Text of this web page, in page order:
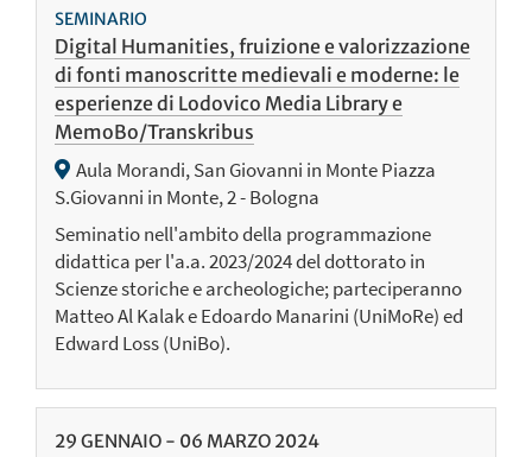
SEMINARIO
Digital Humanities, fruizione e valorizzazione
di fonti manoscritte medievali e moderne: le
esperienze di Lodovico Media Library e
MemoBo/Transkribus
Aula Morandi, San Giovanni in Monte Piazza
S.Giovanni in Monte, 2 - Bologna
Seminatio nell'ambito della programmazione
didattica per l'a.a. 2023/2024 del dottorato in
Scienze storiche e archeologiche; parteciperanno
Matteo Al Kalak e Edoardo Manarini (UniMoRe) ed
Edward Loss (UniBo).
29 GENNAIO - 06 MARZO 2024